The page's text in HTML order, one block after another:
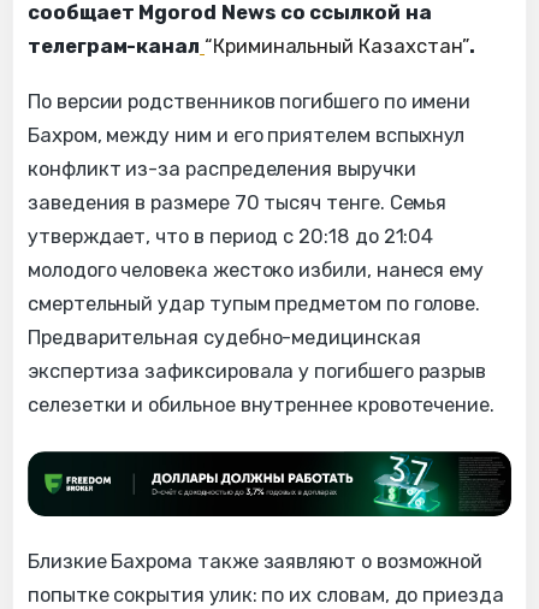
сообщает Mgorod News со ссылкой на
телеграм-канал “Криминальный Казахстан”.
По версии родственников погибшего по имени
Бахром, между ним и его приятелем вспыхнул
конфликт из-за распределения выручки
заведения в размере 70 тысяч тенге. Семья
утверждает, что в период с 20:18 до 21:04
молодого человека жестоко избили, нанеся ему
смертельный удар тупым предметом по голове.
Предварительная судебно-медицинская
экспертиза зафиксировала у погибшего разрыв
селезетки и обильное внутреннее кровотечение.
Близкие Бахрома также заявляют о возможной
попытке сокрытия улик: по их словам, до приезда